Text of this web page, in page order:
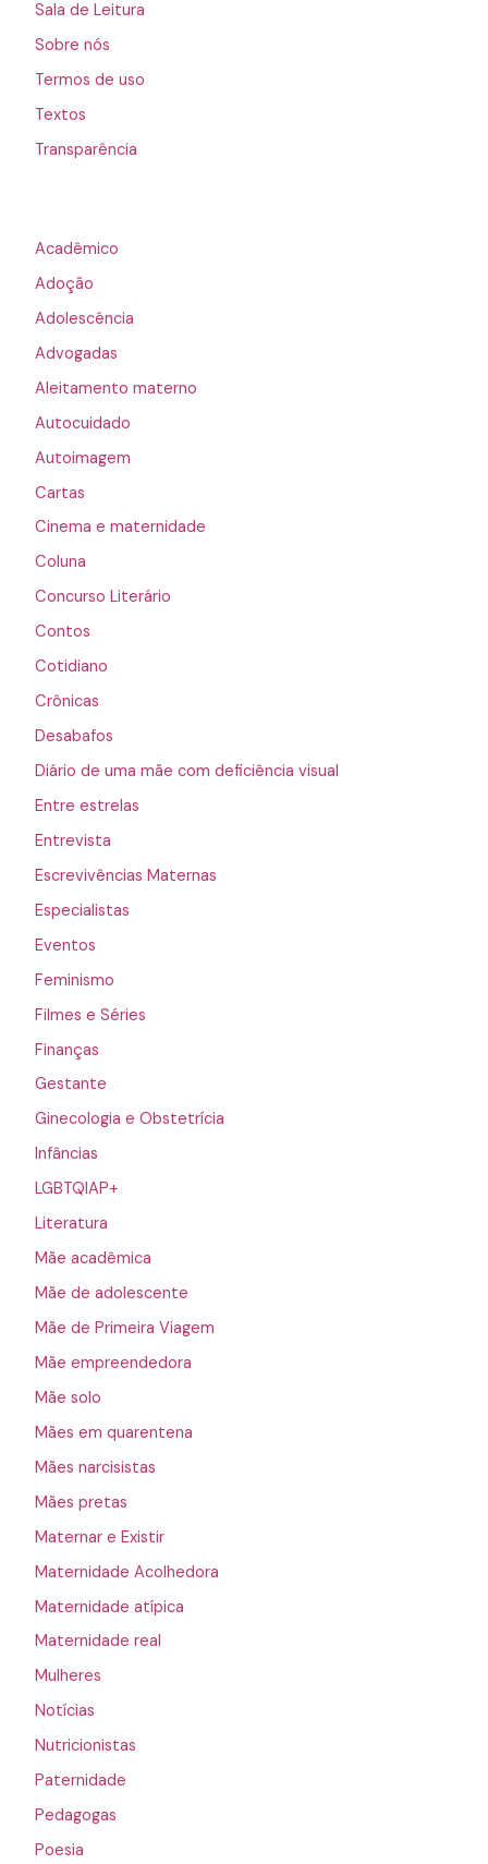
Sala de Leitura
Sobre nós
Termos de uso
Textos
Transparência
Acadêmico
Adoção
Adolescência
Advogadas
Aleitamento materno
Autocuidado
Autoimagem
Cartas
Cinema e maternidade
Coluna
Concurso Literário
Contos
Cotidiano
Crônicas
Desabafos
Diário de uma mãe com deficiência visual
Entre estrelas
Entrevista
Escrevivências Maternas
Especialistas
Eventos
Feminismo
Filmes e Séries
Finanças
Gestante
Ginecologia e Obstetrícia
Infâncias
LGBTQIAP+
Literatura
Mãe acadêmica
Mãe de adolescente
Mãe de Primeira Viagem
Mãe empreendedora
Mãe solo
Mães em quarentena
Mães narcisistas
Mães pretas
Maternar e Existir
Maternidade Acolhedora
Maternidade atípica
Maternidade real
Mulheres
Notícias
Nutricionistas
Paternidade
Pedagogas
Poesia